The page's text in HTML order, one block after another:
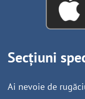
Secțiuni
Ai nevoie de